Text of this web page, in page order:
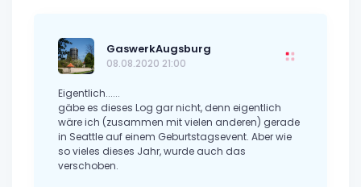
GaswerkAugsburg
08.08.2020 21:00
Eigentlich......
gäbe es dieses Log gar nicht, denn eigentlich
wäre ich (zusammen mit vielen anderen) gerade
in Seattle auf einem Geburtstagsevent. Aber wie
so vieles dieses Jahr, wurde auch das
verschoben.